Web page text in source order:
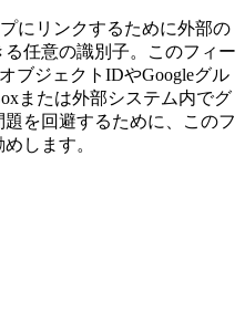
にリンクするために外部の
任意の識別子。このフィー
ブジェクトIDやGoogleグル
または外部システム内でグ
を回避するために、このフ
します。